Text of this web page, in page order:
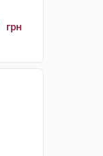
грн